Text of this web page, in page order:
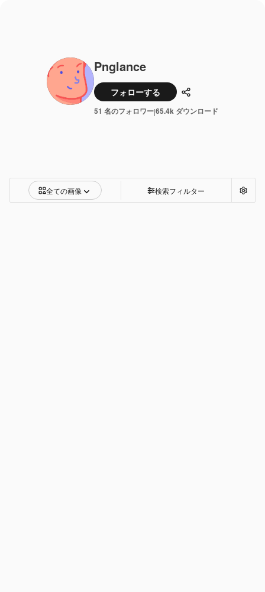
Pnglance
フォローする 共有
51 名のフォロワー|65.4k ダウンロード
全ての画像 検索フィルター